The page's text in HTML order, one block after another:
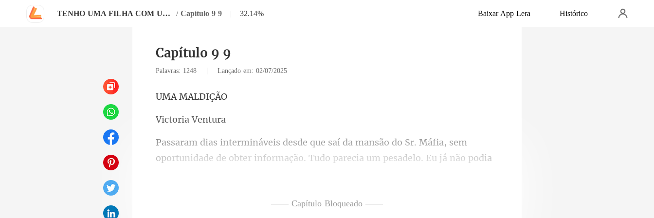
TENHO UMA FILHA COM UM MAFIOSO / Capítulo 9 9 | 32.14% Baixar App Lera Histórico
Capítulo 9 9
Palavras: 1248 | Lançado em: 02/07/2025
MALD
ria V
Tudo parecia um pesadelo. Eu já não podia
—— Capítulo Bloqueado ——